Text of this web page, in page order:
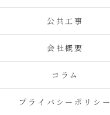
公共工事
会社概要
コラム
プライバシーポリシー